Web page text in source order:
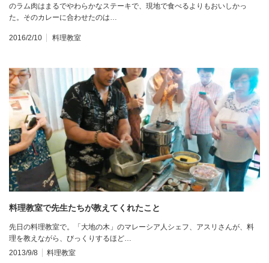
のラム肉はまるでやわらかなステーキで、現地で食べるよりもおいしかっ
た。そのカレーに合わせたのは…
2016/2/10 料理教室
料理教室で先生たちが教えてくれたこと
先日の料理教室で。「大地の木」のマレーシア人シェフ、アスリさんが、料
理を教えながら、びっくりするほど…
2013/9/8
料理教室